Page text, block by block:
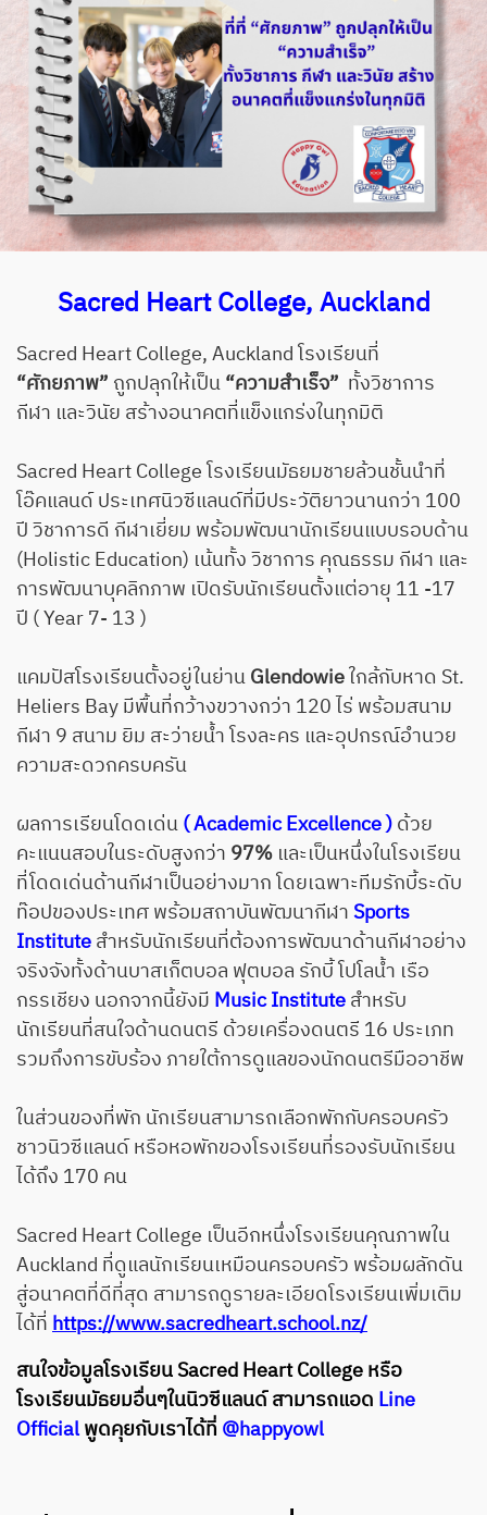
Sacred Heart College, Auckland
Sacred Heart College, Auckland โรงเรียนที่
“ศักยภาพ” ถูกปลุกให้เป็น“ความสำเร็จ” ทั้งวิชาการ
กีฬา และวินัย สร้างอนาคตที่แข็งแกร่งในทุกมิติ
Sacred Heart College โรงเรียนมัธยมชายล้วนชั้นนำที่
โอ๊คแลนด์ ประเทศนิวซีแลนด์ที่มีประวัติยาวนานกว่า 100
ปี วิชาการดี กีฬาเยี่ยม พร้อมพัฒนานักเรียนแบบรอบด้าน
(Holistic Education) เน้นทั้ง วิชาการ คุณธรรม กีฬา และ
การพัฒนาบุคลิกภาพ เปิดรับนักเรียนตั้งแต่อายุ 11 -17
ปี ( Year 7- 13 )
แคมปัสโรงเรียนตั้งอยู่ในย่านGlendowieใกล้กับหาด St.
Heliers Bay มีพื้นที่กว้างขวางกว่า 120 ไร่ พร้อมสนาม
กีฬา 9 สนาม ยิม สะว่ายน้ำ โรงละคร และอุปกรณ์อำนวย
ความสะดวกครบครัน
ผลการเรียนโดดเด่น( Academic Excellence )ด้วย
คะแนนสอบในระดับสูงกว่า 97% และเป็นหนึ่งในโรงเรียน
ที่โดดเด่นด้านกีฬาเป็นอย่างมาก โดยเฉพาะทีมรักบี้ระดับ
ท๊อปของประเทศ พร้อมสถาบันพัฒนากีฬาSports
Instituteสำหรับนักเรียนที่ต้องการพัฒนาด้านกีฬาอย่าง
จริงจังทั้งด้านบาสเก็ตบอล ฟุตบอล รักบี้ โปโลน้ำ เรือ
กรรเชียง นอกจากนี้ยังมี Music Instituteสำหรับ
นักเรียนที่สนใจด้านดนตรี ด้วยเครื่องดนตรี 16 ประเภท
รวมถึงการขับร้อง ภายใต้การดูแลของนักดนตรีมืออาชีพ
ในส่วนของที่พัก นักเรียนสามารถเลือกพักกับครอบครัว
ชาวนิวซีแลนด์ หรือหอพักของโรงเรียนที่รองรับนักเรียน
ได้ถึง 170 คน
Sacred Heart College เป็นอีกหนึ่งโรงเรียนคุณภาพใน
Auckland ที่ดูแลนักเรียนเหมือนครอบครัว พร้อมผลักดัน
สู่อนาคตที่ดีที่สุด สามารถดูรายละเอียดโรงเรียนเพิ่มเติม
ได้ที่https://www.sacredheart.school.nz/
สนใจข้อมูลโรงเรียน Sacred Heart College หรือ
โรงเรียนมัธยมอื่นๆในนิวซีแลนด์ สามารถแอด Line
Officialพูดคุยกับเราได้ที่ @happyowl